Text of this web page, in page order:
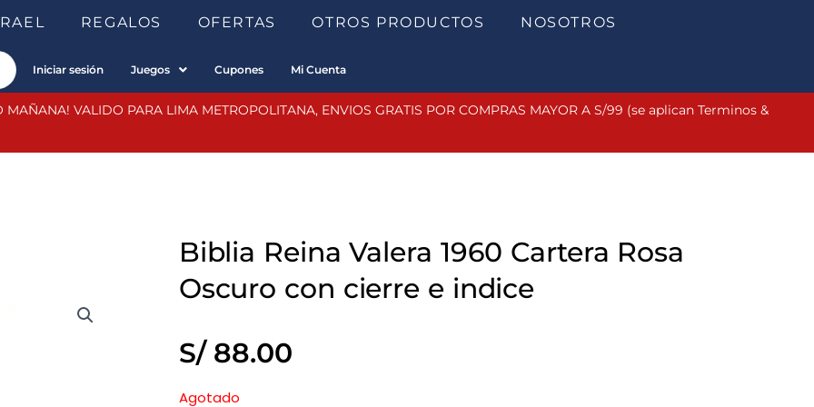
REGALOS OFERTAS OTROS PRODUCTOS NOSOTROS
Iniciar sesión Juegos Cupones Mi Cuenta
MAÑANA! VALIDO PARA LIMA METROPOLITANA, ENVIOS GRATIS POR COMPRAS MAYOR A S/99 (se aplican Terminos &
Biblia Reina Valera 1960 Cartera Rosa
Oscuro con cierre e indice
S/88.00
Agotado